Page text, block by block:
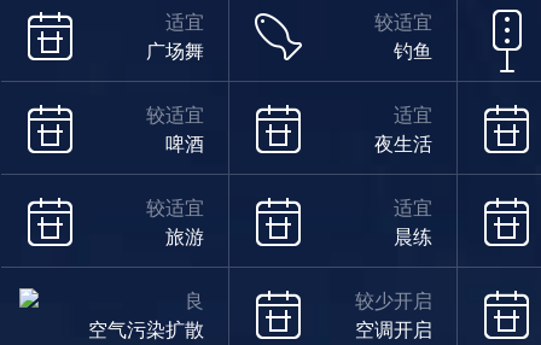
适宜
广场舞
较适宜
钓鱼
较适宜
啤酒
适宜
夜生活
较适宜
旅游
适宜
晨练
良
空气污染扩散
较少开启
空调开启